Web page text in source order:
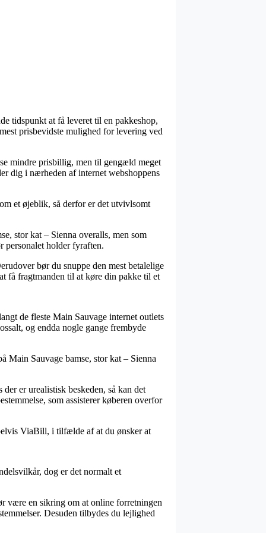
tidspunkt at få leveret til en pakkeshop,
prisbevidste mulighed for levering ved
mindre prisbillig, men til gengæld meget
dig i nærheden af internet webshoppens
et øjeblik, så derfor er det utvivlsomt
stor kat – Sienna overalls, men som
personalet holder fyraften.
bør du snuppe den mest betalelige
få fragtmanden til at køre din pakke til et
de fleste Main Sauvage internet outlets
og endda nogle gange frembyde
Main Sauvage bamse, stor kat – Sienna
er urealistisk beskeden, så kan det
som assisterer køberen overfor
ViaBill, i tilfælde af at du ønsker at
dog er det normalt et
være en sikring om at online forretningen
Desuden tilbydes du lejlighed